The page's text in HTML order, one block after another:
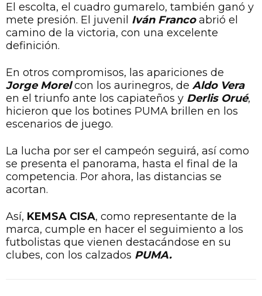
El escolta, el cuadro gumarelo, también ganó y
mete presión. El juvenil Iván Francoabrió el
camino de la victoria, con una excelente
definición.
En otros compromisos, las apariciones de
Jorge Morelcon los aurinegros, de Aldo Vera
en el triunfo ante los capiateños y Derlis Orué,
hicieron que los botines PUMA brillen en los
escenarios de juego.
La lucha por ser el campeón seguirá, así como
se presenta el panorama, hasta el final de la
competencia. Por ahora, las distancias se
acortan.
Así, KEMSA CISA, como representante de la
marca, cumple en hacer el seguimiento a los
futbolistas que vienen destacándose en su
clubes, con los calzados PUMA.